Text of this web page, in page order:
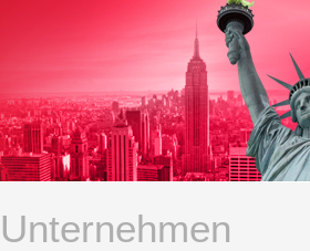
Unternehmen